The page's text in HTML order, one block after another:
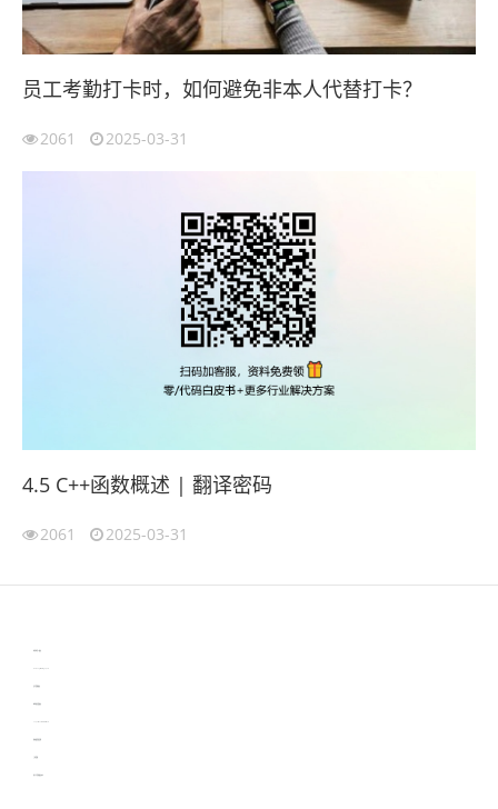
员工考勤打卡时，如何避免非本人代替打卡？
2061 2025-03-31
4.5 C++函数概述 | 翻译密码
2061 2025-03-31